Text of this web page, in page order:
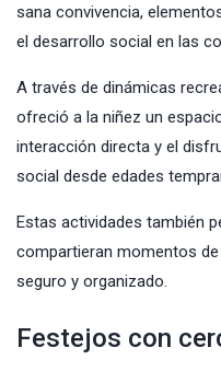
sana convivencia,
el desarrollo social en las
A través de dinámicas
ofreció a la niñez un
interacción directa y el
social desde edades
Estas actividades también
compartieran momentos
seguro y organizado.
Festejos con